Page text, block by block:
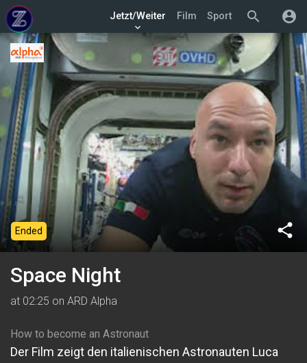
search account_circle
Jetzt/Weiter
keyboard_arrow_down
Film Sport
share
Ended
Space Night
at 02:25 on ARD Alpha
How to become an Astronaut
Der Film zeigt den italienischen Astronauten Luca